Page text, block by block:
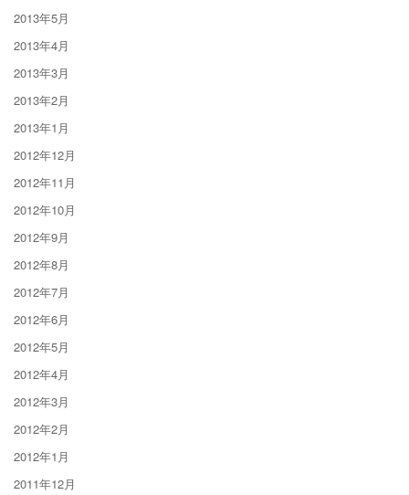
2013年5月
2013年4月
2013年3月
2013年2月
2013年1月
2012年12月
2012年11月
2012年10月
2012年9月
2012年8月
2012年7月
2012年6月
2012年5月
2012年4月
2012年3月
2012年2月
2012年1月
2011年12月